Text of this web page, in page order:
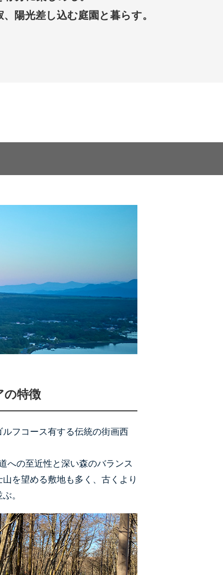
、陽光差し込む庭園と暮らす。
の特徴
フコース有する伝統の街画西
への至近性と深い森のバランス
を望める敷地も多く、古くより
。